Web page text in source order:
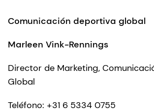
Comunicación deportiva global
Marleen Vink-Rennings
Director de Marketing,
Global
Teléfono: +31 6 5334 0755